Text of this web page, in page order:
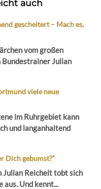
auch
gescheitert – Mach es,
vom großen
Julian
viele neue
im Ruhrgebiet kann
und langanhaltend
Dich gebumst?“
Julian Reichelt tobt sich
Und kennt...